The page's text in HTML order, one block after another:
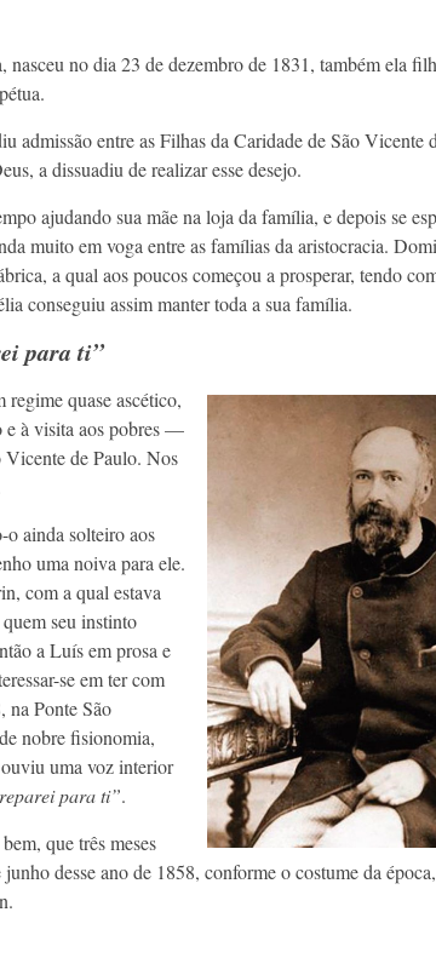
no dia 23 de dezembro de 1831, também ela
entre as Filhas da Caridade de São Vicente
a dissuadiu de realizar esse desejo.
ajudando sua mãe na loja da família, e depois se
muito em voga entre as famílias da aristocracia.
a qual aos poucos começou a prosperar, tendo
conseguiu assim manter toda a sua família.
para ti”
quase ascético,
e à visita aos pobres —
Vicente de Paulo. Nos
solteiro aos
uma noiva para ele.
com a qual estava
seu instinto
a Luís em prosa e
se em ter com
na Ponte São
nobre fisionomia,
uma voz interior
para ti”.
que três meses
desse ano de 1858, conforme o costume da